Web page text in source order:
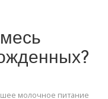
молочное питание